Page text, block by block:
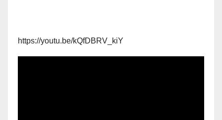
https://youtu.be/kQfDBRV_kiY